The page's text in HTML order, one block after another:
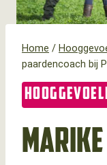
Home /
paardencoach bij